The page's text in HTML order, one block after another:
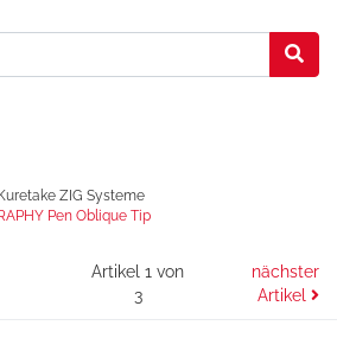
Kuretake ZIG Systeme
Pen Oblique Tip
Artikel 1 von
3
nächster
Artikel